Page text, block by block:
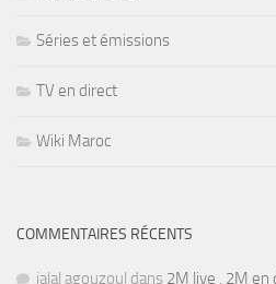
Séries et émissions
TV en direct
Wiki Maroc
COMMENTAIRES RÉCENTS
jalal agouzoul dans 2M live , 2M en